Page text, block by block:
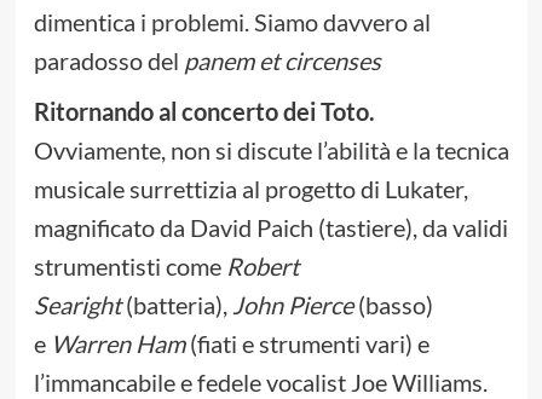
dimentica i problemi. Siamo davvero al
paradosso del panem et circenses
Ritornando al concerto dei Toto.
Ovviamente, non si discute l’abilità e la tecnica
musicale surrettizia al progetto di Lukater,
magnificato da David Paich (tastiere), da validi
strumentisti come Robert
Searight(batteria), John Pierce(basso)
e Warren Ham(fiati e strumenti vari) e
l’immancabile e fedele vocalist Joe Williams.